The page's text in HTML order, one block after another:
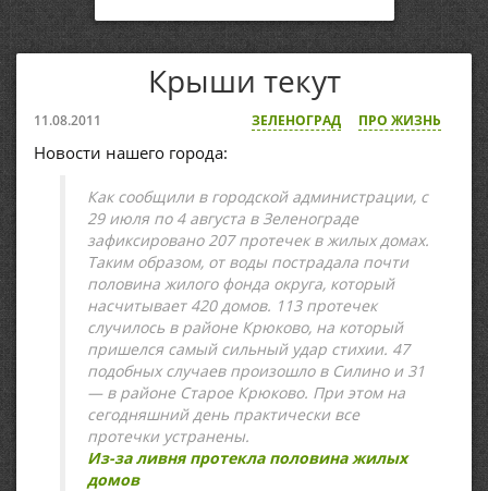
Крыши текут
11.08.2011 ЗЕЛЕНОГРАД ПРО ЖИЗНЬ
Новости нашего города:
Как сообщили в городской администрации, с
29 июля по 4 августа в Зеленограде
зафиксировано 207 протечек в жилых домах.
Таким образом, от воды пострадала почти
половина жилого фонда округа, который
насчитывает 420 домов. 113 протечек
случилось в районе Крюково, на который
пришелся самый сильный удар стихии. 47
подобных случаев произошло в Силино и 31
— в районе Старое Крюково. При этом на
сегодняшний день практически все
протечки устранены.
Из-за ливня протекла половина жилых
домов